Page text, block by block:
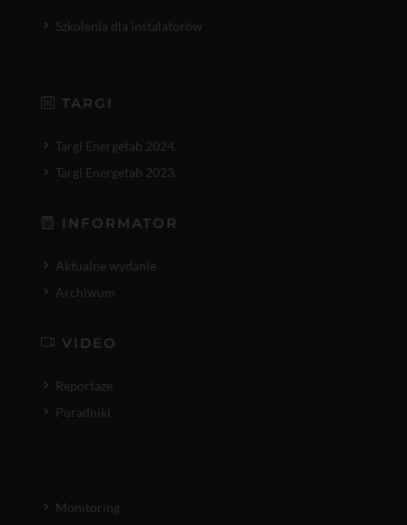
Szkolenia dla instalatorów
TARGI
Targi Energetab 2024.
Targi Energetab 2023.
INFORMATOR
Aktualne wydanie
Archiwum
VIDEO
Reportaże
Poradniki
Monitoring